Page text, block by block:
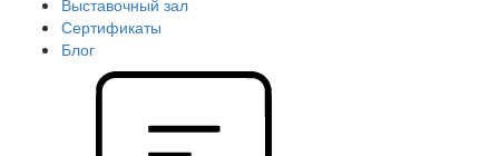
Выставочный зал
Сертификаты
Блог